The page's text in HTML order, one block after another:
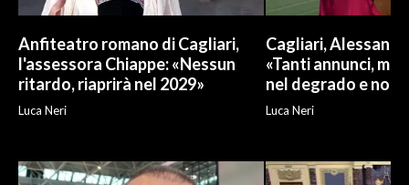
Anfiteatro romano di Cagliari,
l'assessora Chiappe: «Nessun
ritardo, riaprirà nel 2029»
Luca Neri
Cagliari,
«Tanti annunci,
nel degrado e non
Luca Neri